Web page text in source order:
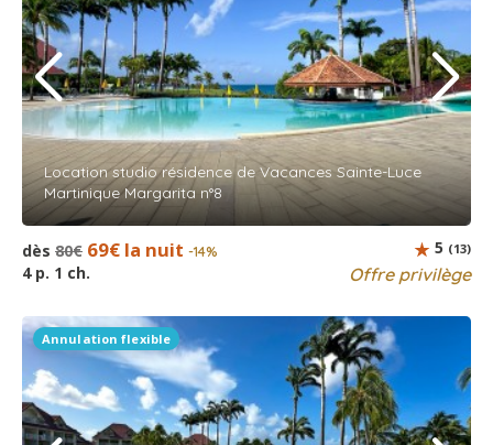
Location studio résidence de Vacances Sainte-Luce
Martinique Margarita n°8
dès 80€ 69€ la nuit -14%
4 p. 1 ch. Offre privilège
5 (13)
Annulation flexible